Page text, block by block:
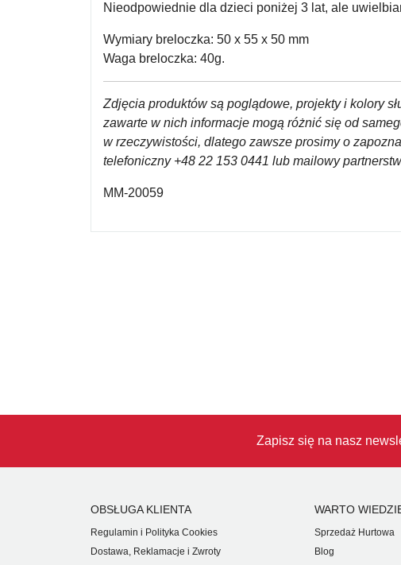
Nieodpowiednie dla dzieci poniżej 3 lat, ale
Wymiary breloczka: 50 x 55 x 50 mm
Waga breloczka: 40g.
Zdjęcia produktów są poglądowe, projekty i kolory
zawarte w nich informacje mogą różnić się od
w rzeczywistości, dlatego zawsze prosimy o
telefoniczny +48 22 153 0441 lub mailowy
MM-20059
Zapisz się na nasz
OBSŁUGA KLIENTA
Regulamin i Polityka Cookies
Dostawa, Reklamacje i Zwroty
WARTO
Sprzedaż Hurtowa
Blog